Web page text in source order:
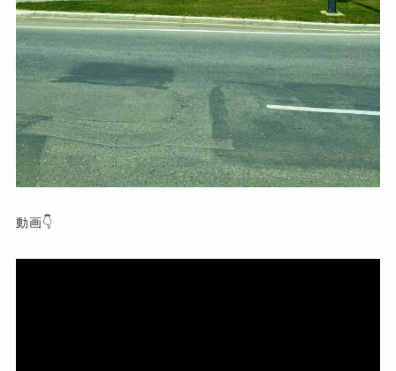
動画👇️